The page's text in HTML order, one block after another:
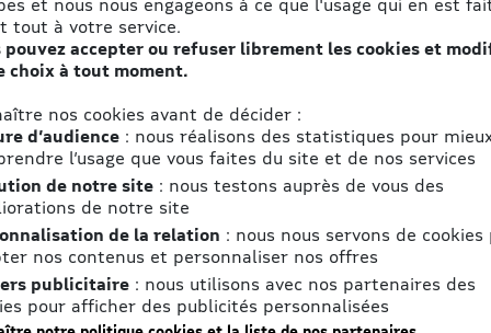
11130 Sigean
Accès
Voir le plan d'accès
sauvages situé entre Narbonne et
de la Méditerranée, la Réserve Africaine
à la découverte du monde de la faune
votre voiture, puis à pied, vous observerez
se nourrissent, se courtisent, s’accouplent,
communiquent entre eux, s’adaptent à leur
zèbres, gnous, girafes, impalas, buffles,
blancs, autruches, guépards, lycaons,
porcs-épics, wallabies, sitatungas,
roses, pélicans, cigognes... Vous découvrirez
tout à votre service.
pouvez accepter ou refuser librement les cookies et
choix à tout moment.
nos cookies avant de décider :
d’audience : nous réalisons des statistiques pour
l’usage que vous faites du site et de nos services
de notre site : nous testons auprès de vous des
de notre site
de la relation : nous nous servons de cookies
nos contenus et personnaliser nos offres
publicitaire : nous utilisons avec nos partenaires des
pour afficher des publicités personnalisées